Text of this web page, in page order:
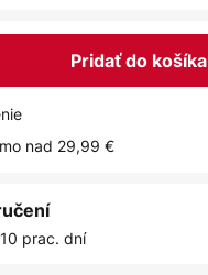
Pridať do košíka
nad 29,99 €
prac. dní